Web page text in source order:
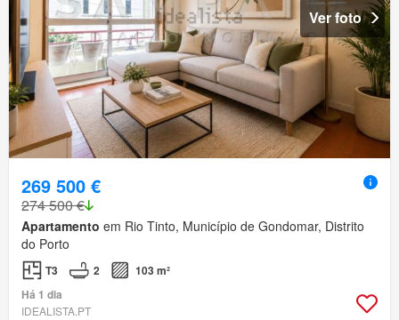
Ver foto
269 500 €
274 500 €
Apartamento em Rio Tinto, Município de Gondomar, Distrito
do Porto
T3 2
103 m²
Há 1 dia
IDEALISTA.PT